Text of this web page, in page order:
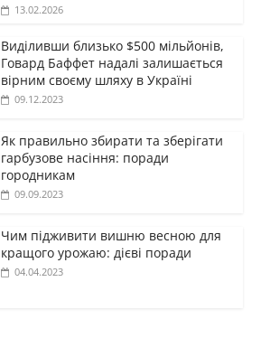
13.02.2026
Виділивши близько $500 мільйонів,
Говард Баффет надалі залишається
вірним своєму шляху в Україні
09.12.2023
Як правильно збирати та зберігати
гарбузове насіння: поради
городникам
09.09.2023
Чим підживити вишню весною для
кращого урожаю: дієві поради
04.04.2023